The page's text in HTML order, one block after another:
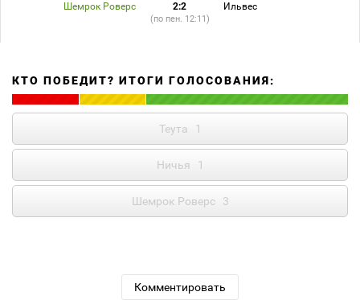
Шемрок Роверс 2:2 Ильвес
(по пен. 12:11)
КТО ПОБЕДИТ? ИТОГИ ГОЛОСОВАНИЯ:
Теута 1
Ничья 1
Шемрок Роверс 3
Комментировать